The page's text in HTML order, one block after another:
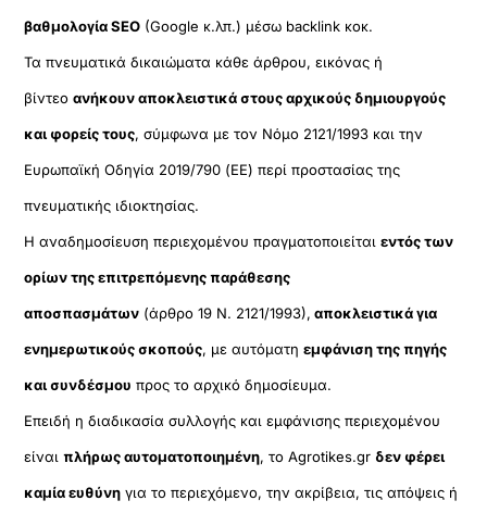
βαθμολογία SEO (Google κ.λπ.) μέσω backlink κοκ.
Τα πνευματικά δικαιώματα κάθε άρθρου, εικόνας ή
βίντεοανήκουν αποκλειστικά στους αρχικούς δημιουργούς
και φορείς τους, σύμφωνα με τον Νόμο 2121/1993 και την
Ευρωπαϊκή Οδηγία 2019/790 (ΕΕ) περί προστασίας της
πνευματικής ιδιοκτησίας.
Η αναδημοσίευση περιεχομένου πραγματοποιείταιεντός των
ορίων της επιτρεπόμενης παράθεσης
αποσπασμάτων (άρθρο 19 Ν. 2121/1993), αποκλειστικά για
ενημερωτικούς σκοπούς, με αυτόματηεμφάνιση της πηγής
και συνδέσμου προς το αρχικό δημοσίευμα.
Επειδή η διαδικασία συλλογής και εμφάνισης περιεχομένου
είναιπλήρως αυτοματοποιημένη, το Agrotikes.gr δεν φέρει
καμία ευθύνη για το περιεχόμενο, την ακρίβεια, τις απόψεις ή